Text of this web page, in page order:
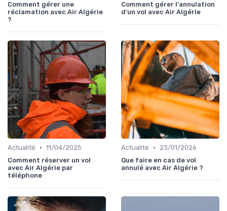
Comment gérer une
réclamation avec Air Algérie
?
Comment gérer l'annulation
d'un vol avec Air Algérie
Actualité • 11/04/2025
Comment réserver un vol
avec Air Algérie par
téléphone
Actualité •
23/01/2026
Que faire en cas de vol
annulé avec Air Algérie ?